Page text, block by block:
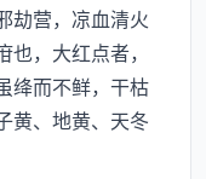
劫营，凉血清火
，大红点者，
绛而不鲜，干枯
黄、地黄、天冬